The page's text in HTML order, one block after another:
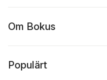
Om Bokus
Populärt